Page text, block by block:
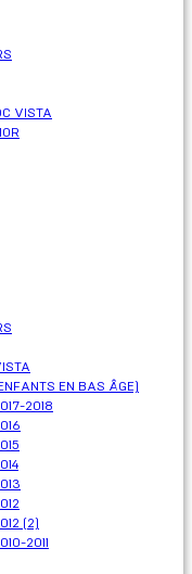
VISTA
EN BAS ÂGE)
2018
(2)
2011